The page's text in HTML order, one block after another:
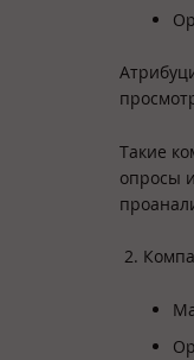
Такие
опросы